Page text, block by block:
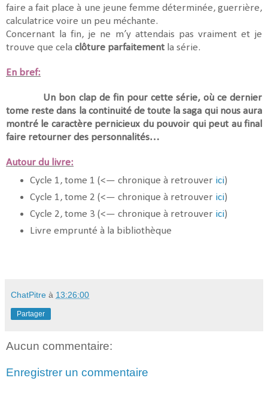
faire a fait place à une jeune femme déterminée, guerrière,
calculatrice voire un peu méchante.
Concernant la fin, je ne m’y attendais pas vraiment et je
trouve que cela clôture parfaitement la série.
En bref:
Un bon clap de fin pour cette série, où ce dernier
tome reste dans la continuité de toute la saga qui nous aura
montré le caractère pernicieux du pouvoir qui peut au final
faire retourner des personnalités…
Autour du livre:
Cycle 1, tome 1 (<— chronique à retrouver ici)
Cycle 1, tome 2 (<— chronique à retrouver ici)
Cycle 2, tome 3 (<— chronique à retrouver ici)
Livre emprunté à la bibliothèque
ChatPitre à 13:26:00
Partager
Aucun commentaire:
Enregistrer un commentaire